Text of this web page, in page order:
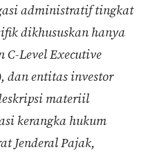
administratif tingkat
dikhususkan hanya
Level Executive
dan entitas investor
materiil
kerangka hukum
Jenderal Pajak,